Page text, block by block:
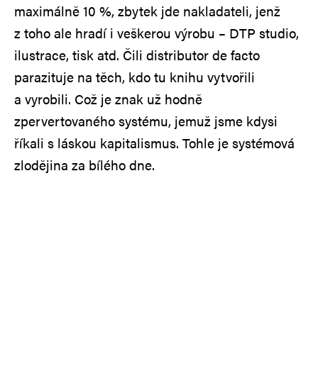
maximálně 10 %, zbytek jde nakladateli, jenž
z toho ale hradí i veškerou výrobu – DTP studio,
ilustrace, tisk atd. Čili distributor de facto
parazituje na těch, kdo tu knihu vytvořili
a vyrobili. Což je znak už hodně
zpervertovaného systému, jemuž jsme kdysi
říkali s láskou kapitalismus. Tohle je systémová
zlodějina za bílého dne.